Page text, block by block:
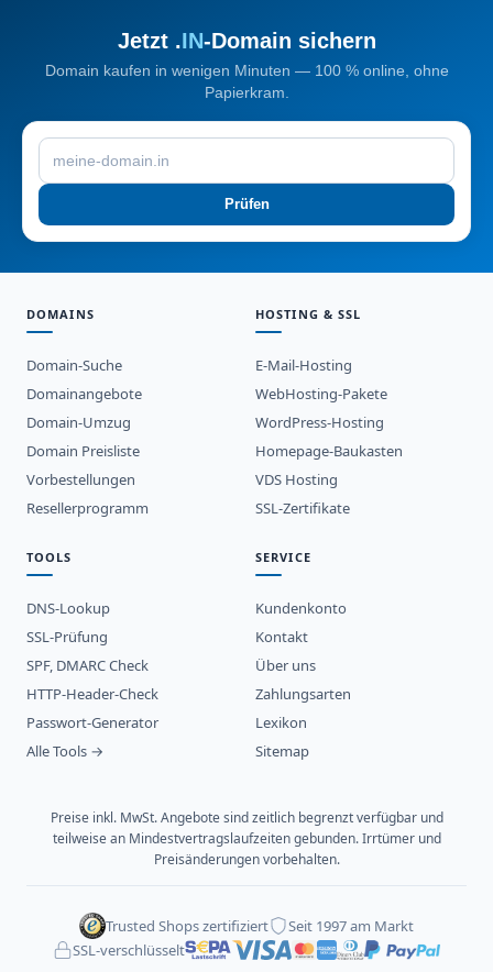
Jetzt .IN-Domain sichern
Domain kaufen in wenigen Minuten — 100 % online, ohne
Papierkram.
Prüfen
DOMAINS
Domain-Suche
Domainangebote
Domain-Umzug
Domain Preisliste
Vorbestellungen
Resellerprogramm
HOSTING & SSL
E-Mail-Hosting
WebHosting-Pakete
WordPress-Hosting
Homepage-Baukasten
VDS Hosting
SSL-Zertifikate
TOOLS
DNS-Lookup
SSL-Prüfung
SPF, DMARC Check
HTTP-Header-Check
Passwort-Generator
Alle Tools →
SERVICE
Kundenkonto
Kontakt
Über uns
Zahlungsarten
Lexikon
Sitemap
Preise inkl. MwSt. Angebote sind zeitlich begrenzt verfügbar und
teilweise an Mindestvertragslaufzeiten gebunden. Irrtümer und
Preisänderungen vorbehalten.
Trusted Shops zertifiziert
Seit 1997 am Markt
SSL-verschlüsselt